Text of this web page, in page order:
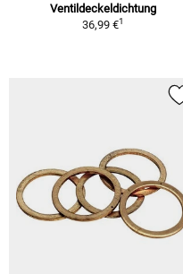
Ventildeckeldichtung
36,99 €1